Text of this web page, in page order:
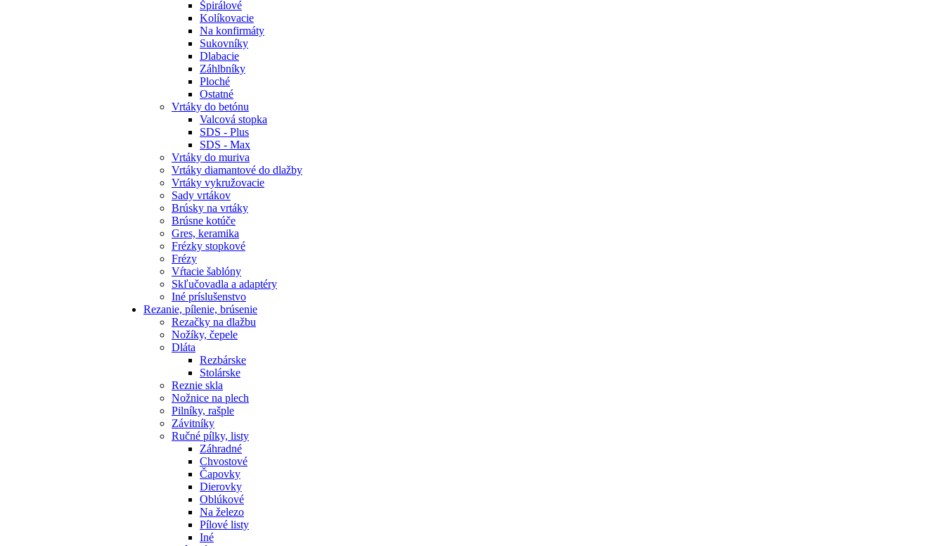
Špirálové
Kolíkovacie
Na konfirmáty
Sukovníky
Dlabacie
Záhlbníky
Ploché
Ostatné
Vrtáky do betónu
Valcová stopka
SDS - Plus
SDS - Max
Vrtáky do muriva
Vrtáky diamantové do dlažby
Vrtáky vykružovacie
Sady vrtákov
Brúsky na vrtáky
Brúsne kotúče
Gres, keramika
Frézky stopkové
Frézy
Vŕtacie šablóny
Skľučovadla a adaptéry
Iné príslušenstvo
Rezanie, pílenie, brúsenie
Rezačky na dlažbu
Nožíky, čepele
Dláta
Rezbárske
Stolárske
Reznie skla
Nožnice na plech
Pilníky, rašple
Závitníky
Ručné pílky, listy
Záhradné
Chvostové
Čapovky
Dierovky
Oblúkové
Na železo
Pílové listy
Iné